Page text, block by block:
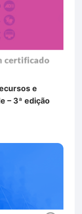
e
– 3ª edição